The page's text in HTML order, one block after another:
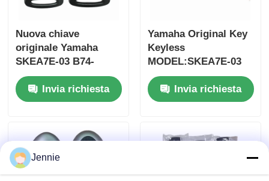
Nuova chiave
originale Yamaha
SKEA7E-03 B74-
H6261-02 662F-
SKEA7D03Invia richiesta
Yamaha Original Key
Keyless
MODEL:SKEA7E-03
Per Yamaha Smart
Remote Key B74-
H6261-02/662F-
Invia richiesta
Jennie